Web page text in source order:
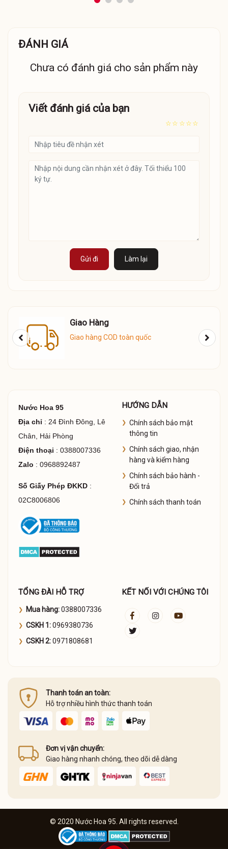
ĐÁNH GIÁ
Chưa có đánh giá cho sản phẩm này
Viết đánh giá của bạn
☆
☆
☆
☆
☆
Gửi đi Làm lại
Giao Hàng
Giao hàng COD toàn quốc
Nước Hoa 95
Địa chỉ : 24 Đình Đông, Lê
Chân, Hải Phòng
Điện thoại : 0388007336
Zalo : 0968892487
Số Giấy Phép ĐKKD:
02C8006806
HƯỚNG DẪN
Chính sách bảo mật
thông tin
Chính sách giao, nhận
hàng và kiểm hàng
Chính sách bảo hành -
Đổi trả
Chính sách thanh toán
TỔNG ĐÀI HỖ TRỢ
Mua hàng:0388007336
CSKH 1:0969380736
CSKH 2:0971808681
KẾT NỐI VỚI CHÚNG TÔI
Thanh toán an toàn:
Hỗ trợ nhiều hình thức thanh toán
Đơn vị vận chuyển:
Giao hàng nhanh chóng, theo dõi dễ dàng
© 2020 Nước Hoa 95. All rights reserved.